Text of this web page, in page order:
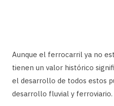
Aunque el ferrocarril ya no
tienen un valor histórico
el desarrollo de todos estos
desarrollo fluvial y ferroviario.